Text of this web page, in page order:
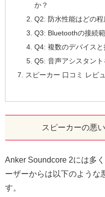
か？
Q2: 防水性能はどの程
Q3: Bluetoothの接続
Q4: 複数のデバイス
Q5: 音声アシスタン
スピーカー 口コミ レビ
スピーカーの悪
Anker Soundcore 2には多
ーザーからは以下のような
す。